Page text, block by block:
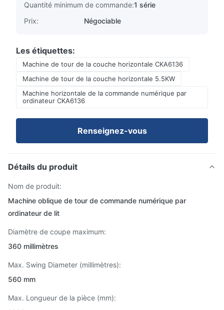
Quantité minimum de commande:1 série
Prix:
Négociable
Les étiquettes:
Machine de tour de la couche horizontale CKA6136
Machine de tour de la couche horizontale 5.5KW
Machine horizontale de la commande numérique par
ordinateur CKA6136
Renseignez-vous
Détails du produit
Nom de produit:
Machine oblique de tour de commande numérique par
ordinateur de lit
Diamètre de coupe maximum:
360 millimètres
Max. Swing Diameter (millimètres):
560 mm
Max. Longueur de la pièce (mm):